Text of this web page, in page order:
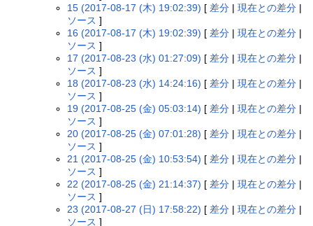
15 (2017-08-17 (木) 19:02:39) [ 差分 |現在との差分 |
ソース ]
16 (2017-08-17 (木) 19:02:39) [ 差分 |現在との差分 |
ソース ]
17 (2017-08-23 (水) 01:27:09) [ 差分 |現在との差分 |
ソース ]
18 (2017-08-23 (水) 14:24:16) [ 差分 |現在との差分 |
ソース ]
19 (2017-08-25 (金) 05:03:14) [ 差分 |現在との差分 |
ソース ]
20 (2017-08-25 (金) 07:01:28) [ 差分 |現在との差分 |
ソース ]
21 (2017-08-25 (金) 10:53:54) [ 差分 |現在との差分 |
ソース ]
22 (2017-08-25 (金) 21:14:37) [ 差分 |現在との差分 |
ソース ]
23 (2017-08-27 (日) 17:58:22) [ 差分 |現在との差分 |
ソース ]